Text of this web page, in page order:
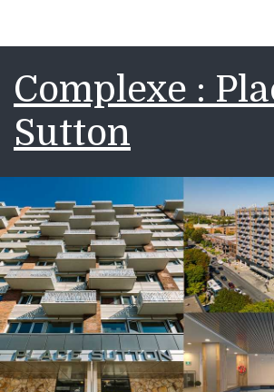
Complexe :
Sutton